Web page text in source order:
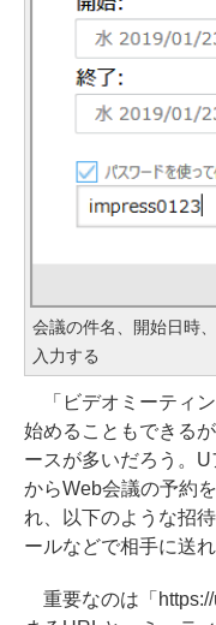
会議の件名、開始日時
入力する
「ビデオミーティ
始めることもできる
ースが多いだろう。U
からWeb会議の予約
れ、以下のような招
ールなどで相手に送
重要なのは「https://